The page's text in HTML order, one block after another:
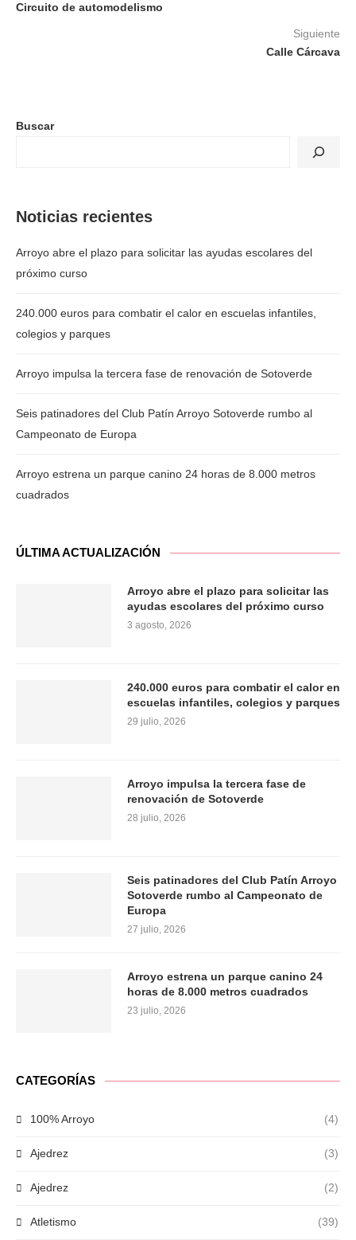
Circuito de automodelismo
Siguiente
Calle Cárcava
Buscar
Noticias recientes
Arroyo abre el plazo para solicitar las ayudas escolares del
próximo curso
240.000 euros para combatir el calor en escuelas infantiles,
colegios y parques
Arroyo impulsa la tercera fase de renovación de Sotoverde
Seis patinadores del Club Patín Arroyo Sotoverde rumbo al
Campeonato de Europa
Arroyo estrena un parque canino 24 horas de 8.000 metros
cuadrados
ÚLTIMA ACTUALIZACIÓN
Arroyo abre el plazo para solicitar las
ayudas escolares del próximo curso
3 agosto, 2026
240.000 euros para combatir el calor en
escuelas infantiles, colegios y parques
29 julio, 2026
Arroyo impulsa la tercera fase de
renovación de Sotoverde
28 julio, 2026
Seis patinadores del Club Patín Arroyo
Sotoverde rumbo al Campeonato de
Europa
27 julio, 2026
Arroyo estrena un parque canino 24
horas de 8.000 metros cuadrados
23 julio, 2026
CATEGORÍAS
100% Arroyo (4)
Ajedrez (3)
Ajedrez (2)
Atletismo (39)